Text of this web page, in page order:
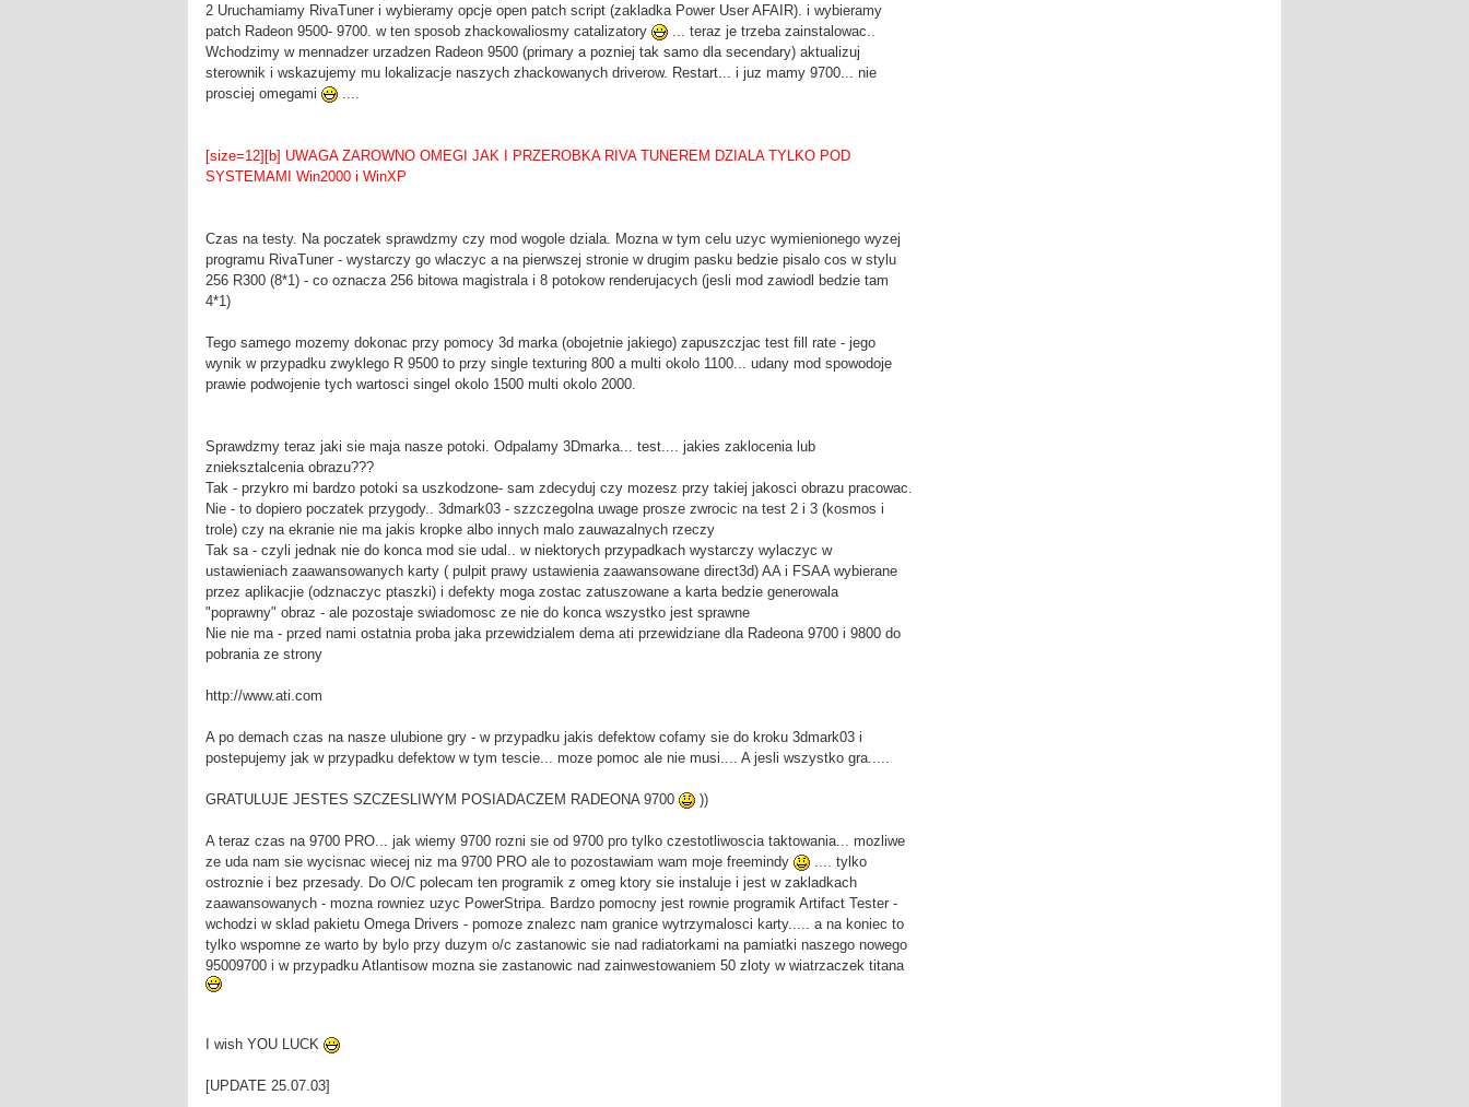
2 Uruchamiamy RivaTuner i wybieramy opcje open patch script (zakladka Power User AFAIR). i wybieramy
patch Radeon 9500- 9700. w ten sposob zhackowaliosmy catalizatory
... teraz je trzeba zainstalowac..
Wchodzimy w mennadzer urzadzen Radeon 9500 (primary a pozniej tak samo dla secendary) aktualizuj
sterownik i wskazujemy mu lokalizacje naszych zhackowanych driverow. Restart... i juz mamy 9700... nie
prosciej omegami
[size=12][b] UWAGA ZAROWNO OMEGI JAK I PRZEROBKA RIVA TUNEREM DZIALA TYLKO POD
SYSTEMAMI Win2000 i WinXP
Czas na testy. Na poczatek sprawdzmy czy mod wogole dziala. Mozna w tym celu uzyc wymienionego wyzej
programu RivaTuner - wystarczy go wlaczyc a na pierwszej stronie w drugim pasku bedzie pisalo cos w stylu
256 R300 (8*1) - co oznacza 256 bitowa magistrala i 8 potokow renderujacych (jesli mod zawiodl bedzie tam
4*1)
Tego samego mozemy dokonac przy pomocy 3d marka (obojetnie jakiego) zapuszczjac test fill rate - jego
wynik w przypadku zwyklego R 9500 to przy single texturing 800 a multi okolo 1100... udany mod spowodoje
prawie podwojenie tych wartosci singel okolo 1500 multi okolo 2000.
Sprawdzmy teraz jaki sie maja nasze potoki. Odpalamy 3Dmarka... test.... jakies zaklocenia lub
znieksztalcenia obrazu???
Tak - przykro mi bardzo potoki sa uszkodzone- sam zdecyduj czy mozesz przy takiej jakosci obrazu pracowac.
Nie - to dopiero poczatek przygody.. 3dmark03 - szzczegolna uwage prosze zwrocic na test 2 i 3 (kosmos i
trole) czy na ekranie nie ma jakis kropke albo innych malo zauwazalnych rzeczy
Tak sa - czyli jednak nie do konca mod sie udal.. w niektorych przypadkach wystarczy wylaczyc w
ustawieniach zaawansowanych karty ( pulpit prawy ustawienia zaawansowane direct3d) AA i FSAA wybierane
przez aplikacjie (odznaczyc ptaszki) i defekty moga zostac zatuszowane a karta bedzie generowala
"poprawny" obraz - ale pozostaje swiadomosc ze nie do konca wszystko jest sprawne
Nie nie ma - przed nami ostatnia proba jaka przewidzialem dema ati przewidziane dla Radeona 9700 i 9800 do
pobrania ze strony
http://www.ati.com
A po demach czas na nasze ulubione gry - w przypadku jakis defektow cofamy sie do kroku 3dmark03 i
postepujemy jak w przypadku defektow w tym tescie... moze pomoc ale nie musi.... A jesli wszystko gra.....
GRATULUJE JESTES SZCZESLIWYM POSIADACZEM RADEONA 9700 ))
A teraz czas na 9700 PRO... jak wiemy 9700 rozni sie od 9700 pro tylko czestotliwoscia taktowania... mozliwe
ze uda nam sie wycisnac wiecej niz ma 9700 PRO ale to pozostawiam wam moje freemindy
.... tylko
ostroznie i bez przesady. Do O/C polecam ten programik z omeg ktory sie instaluje i jest w zakladkach
zaawansowanych - mozna rowniez uzyc PowerStripa. Bardzo pomocny jest rownie programik Artifact Tester -
wchodzi w sklad pakietu Omega Drivers - pomoze znalezc nam granice wytrzymalosci karty..... a na koniec to
tylko wspomne ze warto by bylo przy duzym o/c zastanowic sie nad radiatorkami na pamiatki naszego nowego
95009700 i w przypadku Atlantisow mozna sie zastanowic nad zainwestowaniem 50 zloty w wiatrzaczek titana
I wish YOU LUCK
[UPDATE 25.07.03]